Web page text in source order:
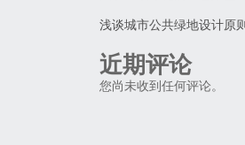
浅谈城市公共绿地设计原则
近期评论
您尚未收到任何评论。